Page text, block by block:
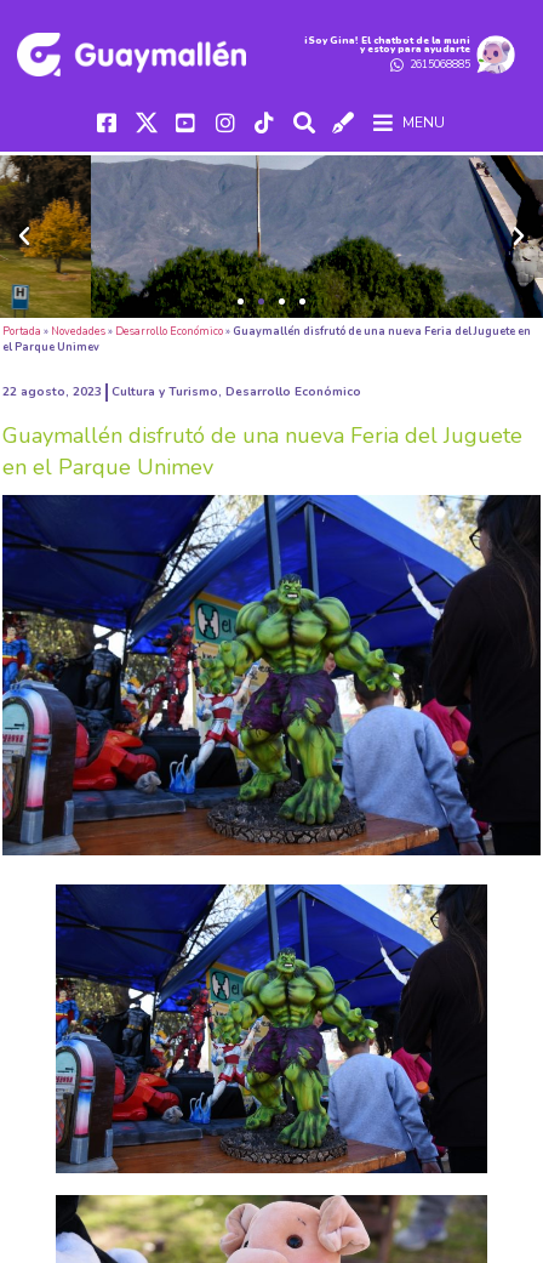
iSoy Gina! El chatbot de la muni
y estoy para ayudarte
2615068885
MENU
Portada » Novedades» Desarrollo Económico» Guaymallén disfrutó de una nueva Feria del Juguete en
el Parque Unimev
22 agosto, 2023 Cultura y Turismo, Desarrollo Económico
Guaymallén disfrutó de una nueva Feria del Juguete
en el Parque Unimev